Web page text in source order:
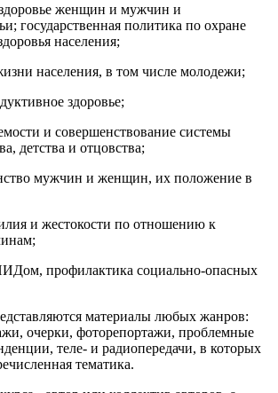
женщин и мужчин и
государственная политика по охране
населения;
населения, в том числе молодежи;
здоровье;
и совершенствование системы
детства и отцовства;
мужчин и женщин, их положение в
и жестокости по отношению к
профилактика социально-опасных
материалы любых жанров:
очерки, фоторепортажи, проблемные
теле- и радиопередачи, в которых
тематика.